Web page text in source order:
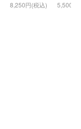
8,250円(税込) 5,500円